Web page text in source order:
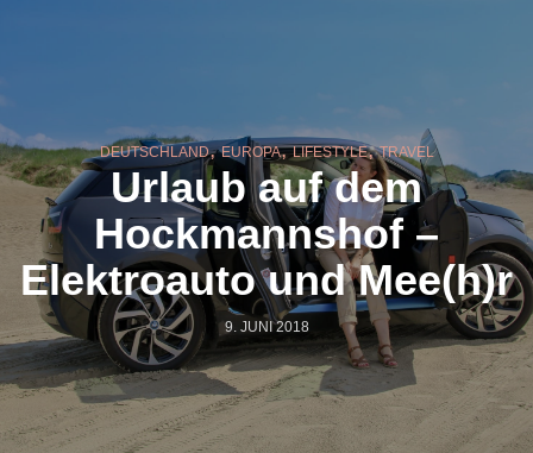
DEUTSCHLAND,EUROPA,LIFESTYLE,TRAVEL
Urlaub auf dem
Hockmannshof –
Elektroauto und Mee(h)r
9. JUNI 2018